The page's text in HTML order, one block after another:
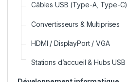
Câbles USB (Type-A, Type-C)
Convertisseurs & Multiprises
HDMI / DisplayPort / VGA
Stations d’accueil & Hubs USB